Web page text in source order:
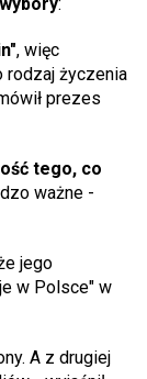
:
, więc
rodzaj życzenia
prezes
tego, co
ważne -
jego
w Polsce" w
A z drugiej